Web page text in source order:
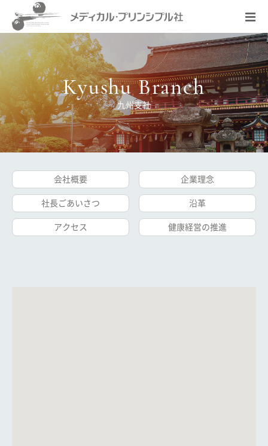
Kyushu Branch
九州支社
会社概要 企業理念
社長ごあいさつ 沿革
アクセス 健康経営の推進